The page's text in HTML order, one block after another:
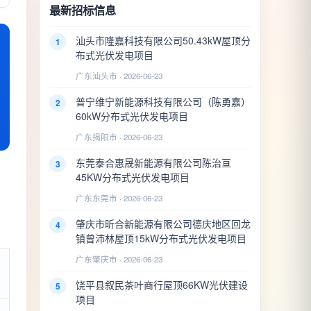
最新招标信息
1
汕头市隆嘉科技有限公司50.43kW屋顶分
布式光伏发电项目
广东汕头市 · 2026-06-23
2
普宁维宁新能源科技有限公司（陈勇嘉）
60kW分布式光伏发电项目
广东揭阳市 · 2026-06-23
3
东莞泰合惠晟新能源有限公司陈治亘
45KW分布式光伏发电项目
广东东莞市 · 2026-06-23
4
肇庆市昕合新能源有限公司德庆地区回龙
镇曾沛林屋顶15kW分布式光伏发电项目
广东肇庆市 · 2026-06-23
5
饶平县叙民茶叶商行屋顶66KW光伏建设
项目